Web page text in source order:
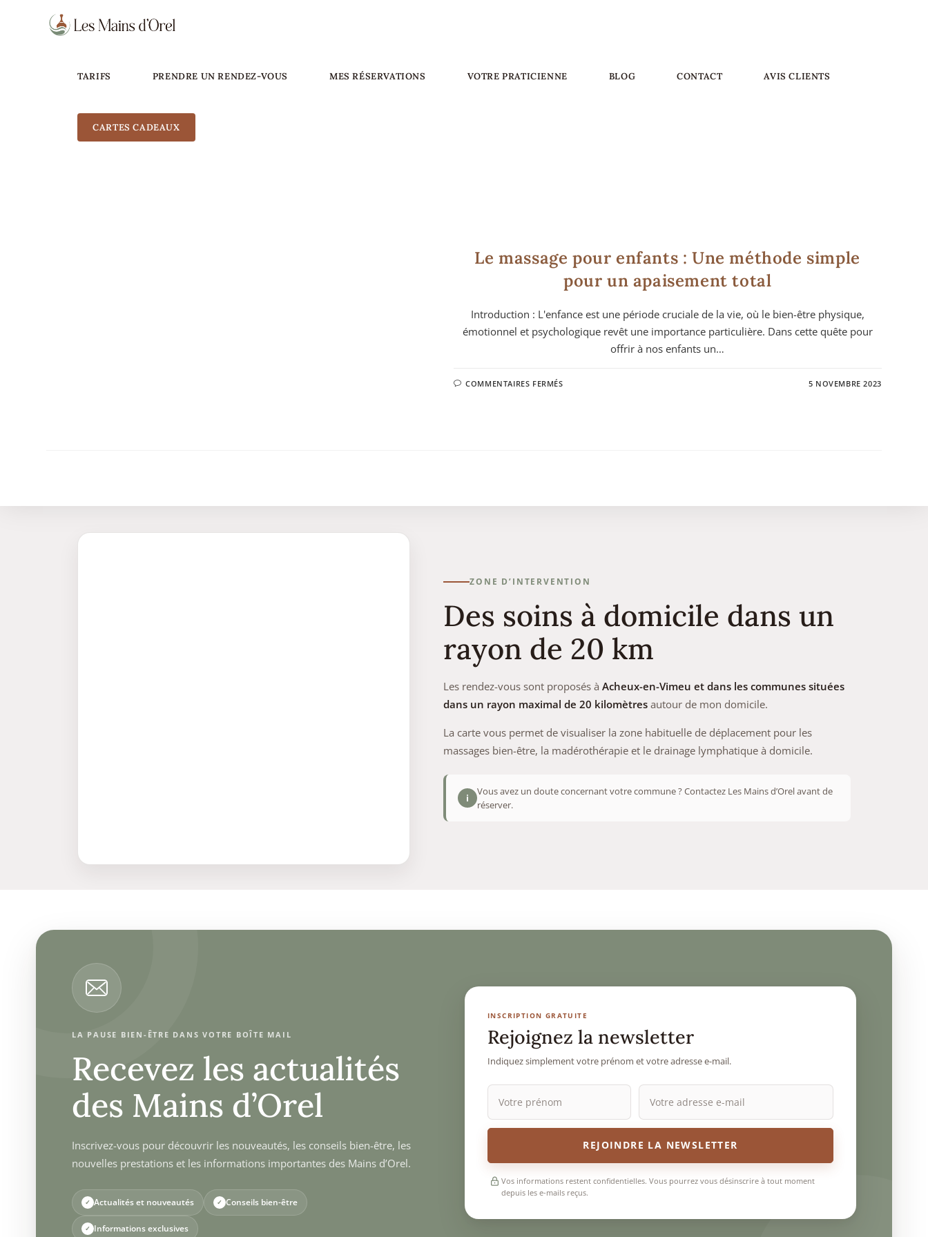
TARIFS PRENDRE UN RENDEZ-VOUS MES RÉSERVATIONS VOTRE PRATICIENNE BLOG CONTACT AVIS CLIENTS
CARTES CADEAUX
Le massage pour enfants : Une méthode simple
pour un apaisement total
Introduction : L'enfance est une période cruciale de la vie, où le bien-être physique,
émotionnel et psychologique revêt une importance particulière. Dans cette quête pour
offrir à nos enfants un…
COMMENTAIRES FERMÉS 5 NOVEMBRE 2023
ZONE D’INTERVENTION
Des soins à domicile dans un
rayon de 20 km
Les rendez-vous sont proposés àAcheux-en-Vimeu et dans les communes situées
dans un rayon maximal de 20 kilomètres autour de mon domicile.
La carte vous permet de visualiser la zone habituelle de déplacement pour les
massages bien-être, la madérothérapie et le drainage lymphatique à domicile.
i
Vous avez un doute concernant votre commune ? Contactez Les Mains d’Orel avant de
réserver.
LA PAUSE BIEN-ÊTRE DANS VOTRE BOÎTE MAIL
Recevez les actualités
des Mains d’Orel
Inscrivez-vous pour découvrir les nouveautés, les conseils bien-être, les
nouvelles prestations et les informations importantes des Mains d’Orel.
Actualités et nouveautés Conseils bien-être
Informations exclusives
INSCRIPTION GRATUITE
Rejoignez la newsletter
Indiquez simplement votre prénom et votre adresse e-mail.
REJOINDRE LA NEWSLETTER
Vos informations restent confidentielles. Vous pourrez vous désinscrire à tout moment
depuis les e-mails reçus.